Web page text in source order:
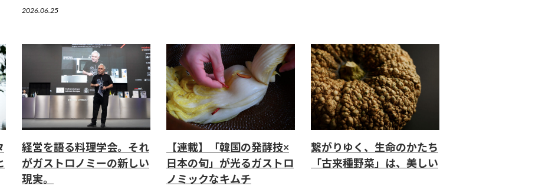
2026.06.25
経営を語る料理学会。それ
がガストロノミーの新しい
現実。
【連載】「韓国の発酵技×
日本の旬」が光るガストロ
ノミックなキムチ
繋がりゆく、生命のかたち
「古来種野菜」は、美しい